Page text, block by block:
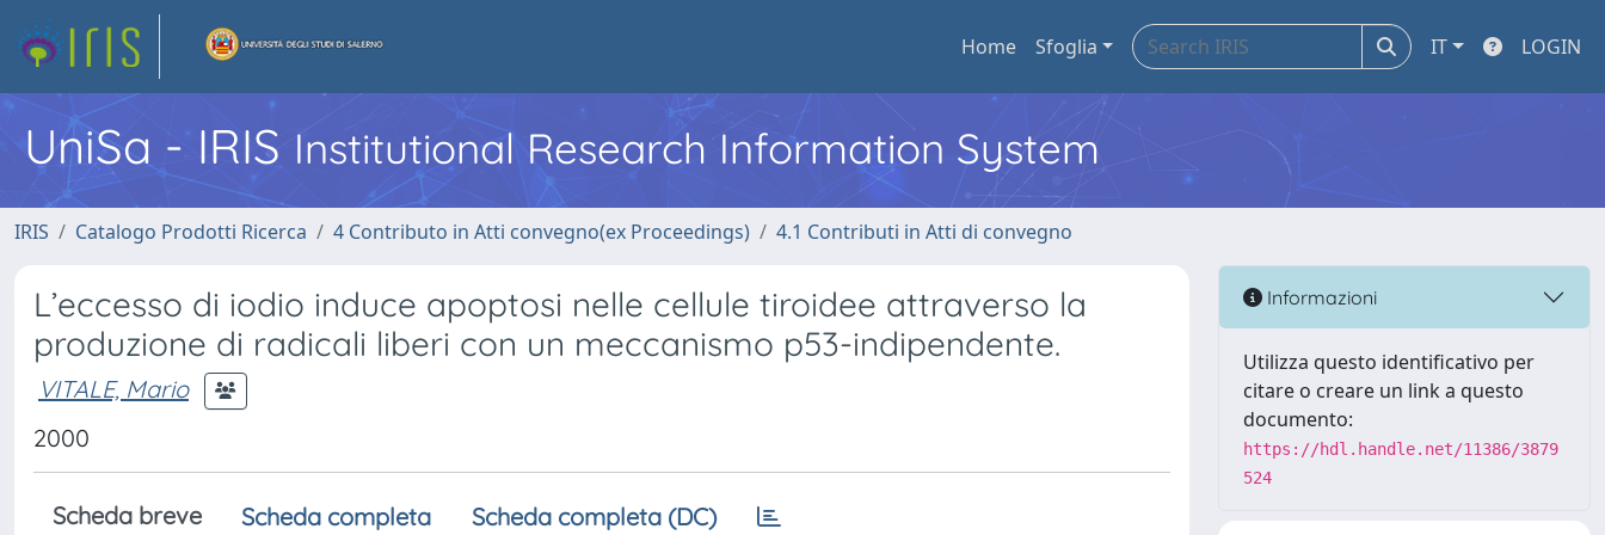
Home Sfoglia IT LOGIN
UniSa - IRIS Institutional Research Information System
IRIS Catalogo Prodotti Ricerca 4 Contributo in Atti convegno(ex Proceedings) 4.1 Contributi in Atti di convegno
L’eccesso di iodio induce apoptosi nelle cellule tiroidee attraverso la
produzione di radicali liberi con un meccanismo p53-indipendente.
VITALE, Mario
2000
Scheda breve Scheda completa Scheda completa (DC)
Informazioni
Utilizza questo identificativo per
citare o creare un link a questo
documento:
https://hdl.handle.net/11386/3879
524